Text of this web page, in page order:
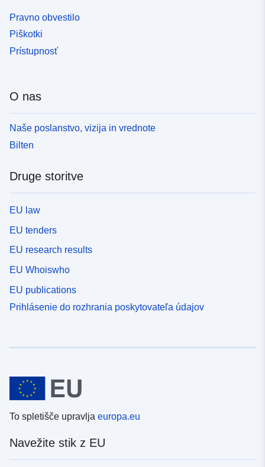
Pravno obvestilo
Piškotki
Prístupnosť
O nas
Naše poslanstvo, vizija in vrednote
Bilten
Druge storitve
EU law
EU tenders
EU research results
EU Whoiswho
EU publications
Prihlásenie do rozhrania poskytovateľa údajov
To spletišče upravlja europa.eu
Navežite stik z EU